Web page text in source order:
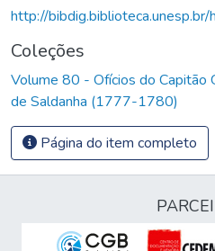
http://
Coleções
Volume 80 - Ofícios do Capitão
de Saldanha (1777-1780)
Página do item completo